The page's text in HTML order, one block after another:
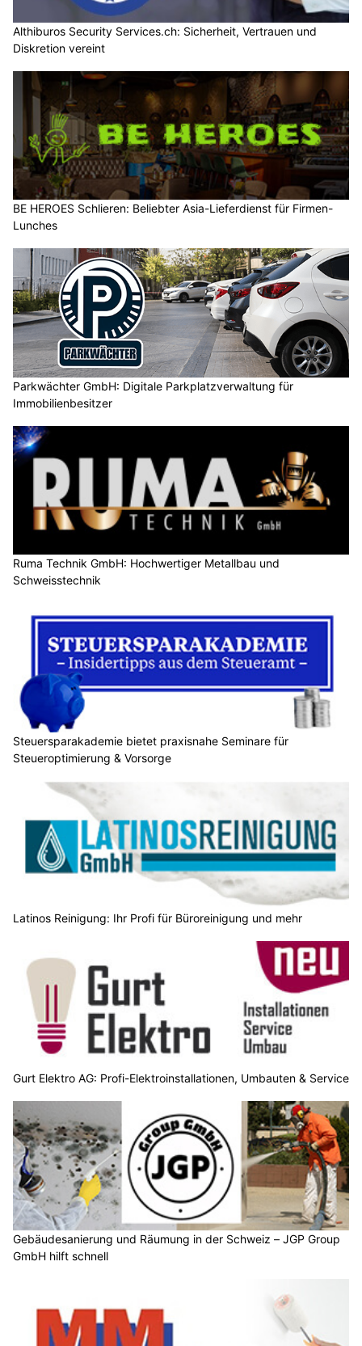
Althiburos Security Services.ch: Sicherheit, Vertrauen und
Diskretion vereint
BE HEROES Schlieren: Beliebter Asia-Lieferdienst für Firmen-
Lunches
Parkwächter GmbH: Digitale Parkplatzverwaltung für
Immobilienbesitzer
Ruma Technik GmbH: Hochwertiger Metallbau und
Schweisstechnik
Steuersparakademie bietet praxisnahe Seminare für
Steueroptimierung & Vorsorge
Latinos Reinigung: Ihr Profi für Büroreinigung und mehr
Gurt Elektro AG: Profi-Elektroinstallationen, Umbauten & Service
Gebäudesanierung und Räumung in der Schweiz – JGP Group
GmbH hilft schnell